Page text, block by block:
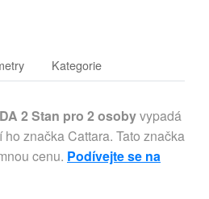
Kategorie
2 Stan pro 2 osobyvypadá
značka Cattara. Tato značka
cenu. Podívejte se na